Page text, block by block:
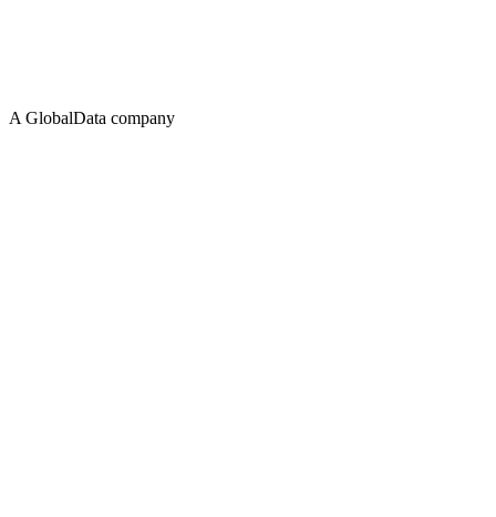
A GlobalData company